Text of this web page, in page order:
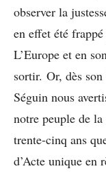
observer la
en effet été
L’Europe et en
sortir. Or, dès
Séguin nous
notre peuple de
trente-cinq ans
d’Acte unique en